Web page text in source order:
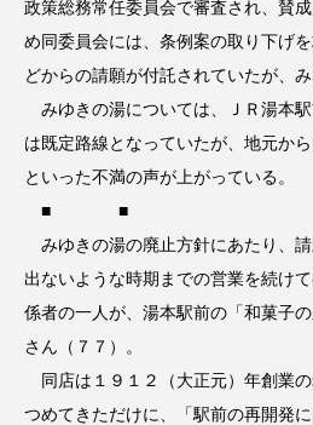
政策総務常任委員会で審査され、賛
め同委員会には、条例案の取り下げ
どからの請願が付託されていたが、
みゆきの湯については、ＪＲ湯本
は既定路線となっていたが、地元か
といった不満の声が上がっている。
■ ■
みゆきの湯の廃止方針にあたり、
出ないような時期までの営業を続け
係者の一人が、湯本駅前の「和菓子
さん（７７）。
同店は１９１２（大正元）年創業
つめてきただけに、「駅前の再開発